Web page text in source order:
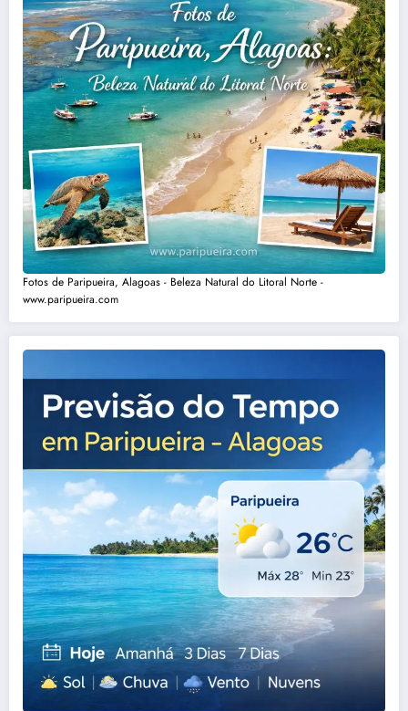
Fotos de Paripueira, Alagoas - Beleza Natural do Litoral Norte -
www.paripueira.com